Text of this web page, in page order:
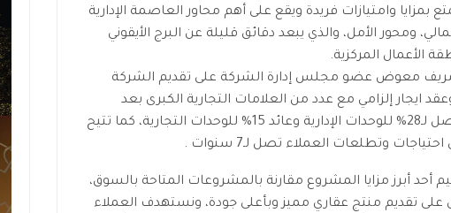
بمزايا وامتيازات فريدة ويقع على أهم محاور العاصمة الإدارية
ومحور الأمل، والذي يبعد دقائق قليلة عن البرج الأيقوني
الأعمال المركزية.
شريف معوض عضو مجلس إدارة الشركة على تقديم الشركة
ايجار إلزامي مع عدد من العلامات التجارية الكبرى بعد
الاستلام مباشرة بعائد يصل لـ28% للوحدات الإدارية وعائد 15% للوحدات التجارية، كما تتيح
وتطلعات العملاء تصل لـ7 سنوات .
أحد أبرز مزايا المشروع مقارنة بالمشروعات المتاحة بالسوق،
على تقديم منتج عقاري مميز وبأعلى جودة، ونستهدف العملاء